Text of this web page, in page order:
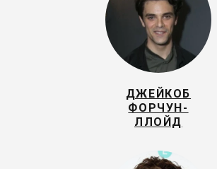
ДЖЕЙКОБ
ФОРЧУН-
ЛЛОЙД